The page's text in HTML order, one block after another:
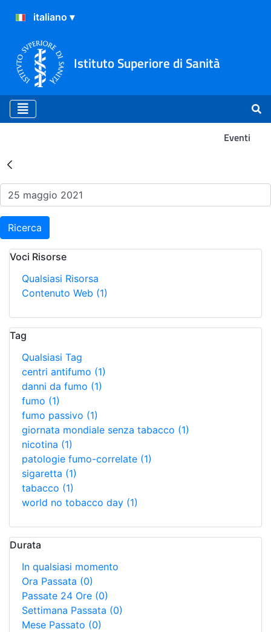
Istituto Superiore di Sanità
Eventi
Risultati della Ricerca -
Ricerca
Voci Risorse
Qualsiasi Risorsa
Contenuto Web (1)
Tag
Qualsiasi Tag
centri antifumo (1)
danni da fumo (1)
fumo (1)
fumo passivo (1)
giornata mondiale senza tabacco (1)
nicotina (1)
patologie fumo-correlate (1)
sigaretta (1)
tabacco (1)
world no tobacco day (1)
Durata
In qualsiasi momento
Ora Passata (0)
Passate 24 Ore (0)
Settimana Passata (0)
Mese Passato (0)